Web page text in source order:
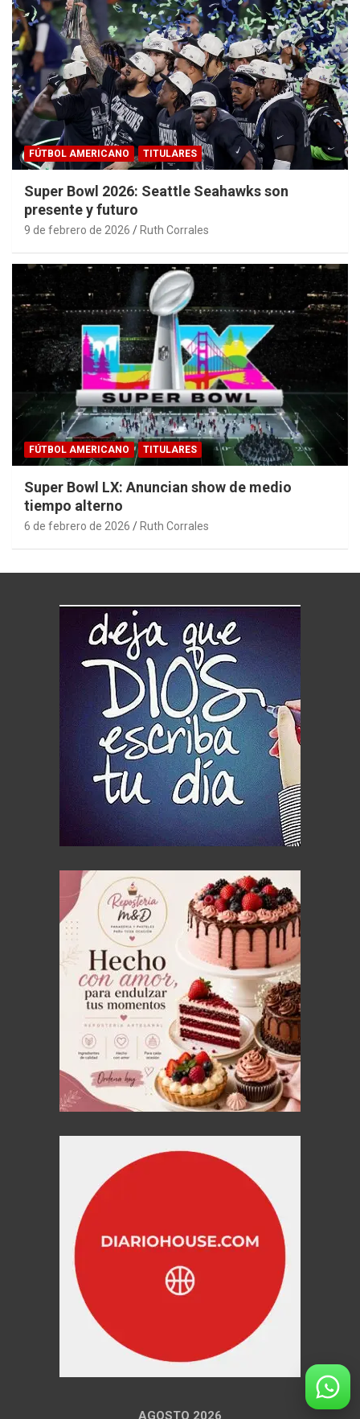
FÚTBOL AMERICANO TITULARES
Super Bowl 2026: Seattle Seahawks son
presente y futuro
9 de febrero de 2026 Ruth Corrales
FÚTBOL AMERICANO TITULARES
Super Bowl LX: Anuncian show de medio
tiempo alterno
6 de febrero de 2026 Ruth Corrales
AGOSTO 2026